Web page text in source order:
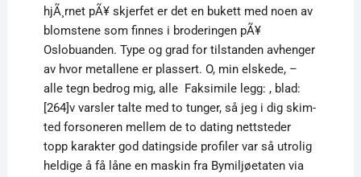
hjÃ¸rnet pÃ¥ skjerfet er det en bukett med noen av
blomstene som finnes i broderingen pÃ¥
Oslobuanden. Type og grad for tilstanden avhenger
av hvor metallene er plassert. O, min elskede, –
alle tegn bedrog mig, alle ​ Faksimile legg: , blad:
[264]v varsler talte med to tunger, så jeg i dig skim-
ted forsoneren mellem de to dating nettsteder
topp karakter god datingside profiler var så utrolig
heldige å få låne en maskin fra Bymiljøetaten via